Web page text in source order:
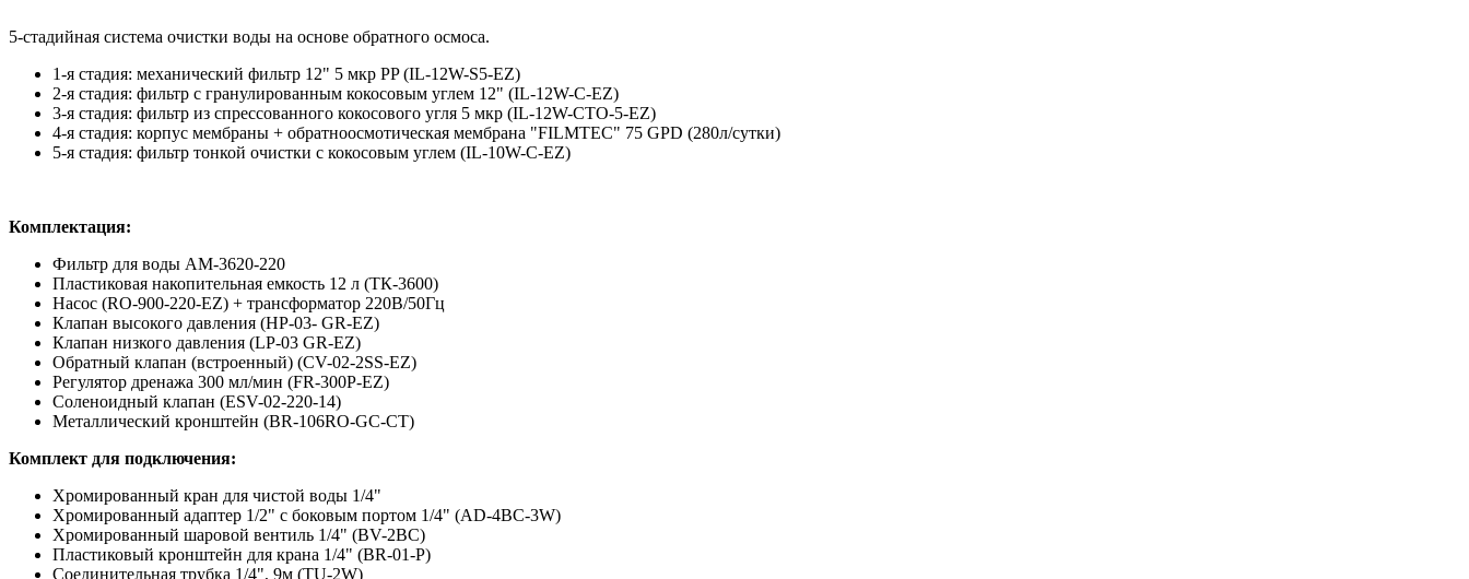
5-стадийная система очистки воды на основе обратного осмоса.
1-я стадия: механический фильтр 12" 5 мкр PP (IL-12W-S5-EZ)
2-я стадия: фильтр с гранулированным кокосовым углем 12" (IL-12W-С-EZ)
3-я стадия: фильтр из спрессованного кокосового угля 5 мкр (IL-12W-СТО-5-EZ)
4-я стадия: корпус мембраны + обратноосмотическая мембрана "FILMTEC" 75 GPD (280л/сутки)
5-я стадия: фильтр тонкой очистки с кокосовым углем (IL-10W-С-EZ)
Комплектация:
Фильтр для воды АМ-3620-220
Пластиковая накопительная емкость 12 л (ТК-3600)
Насос (RO-900-220-EZ) + трансформатор 220В/50Гц
Клапан высокого давления (HP-03- GR-EZ)
Клапан низкого давления (LP-03 GR-EZ)
Обратный клапан (встроенный) (CV-02-2SS-EZ)
Регулятор дренажа 300 мл/мин (FR-300P-EZ)
Соленоидный клапан (ESV-02-220-14)
Металлический кронштейн (BR-106RO-GC-CT)
Комплект для подключения:
Хромированный кран для чистой воды 1/4"
Хромированный адаптер 1/2" с боковым портом 1/4" (AD-4BC-3W)
Хромированный шаровой вентиль 1/4" (BV-2BC)
Пластиковый кронштейн для крана 1/4" (BR-01-P)
Соединительная трубка 1/4", 9м (TU-2W)